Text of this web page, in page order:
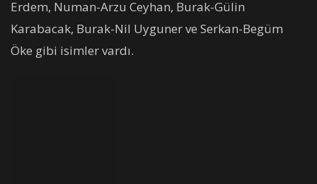
Erdem, Numan-Arzu Ceyhan, Burak-Gülin
Karabacak, Burak-Nil Uyguner ve Serkan-Begüm
Öke gibi isimler vardı.